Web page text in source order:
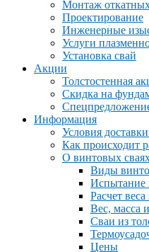
Монтаж
Проектирование
Инженерные
Услуги
Установка свай
Акции
Толстостенная
Скидка на
Информация
Условия
Как происходит
О винтовых
Виды
Испытание
Расчет
Вес, масса
Сваи из
Цены